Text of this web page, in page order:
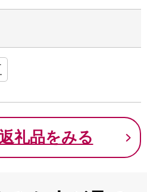
礼品をみる